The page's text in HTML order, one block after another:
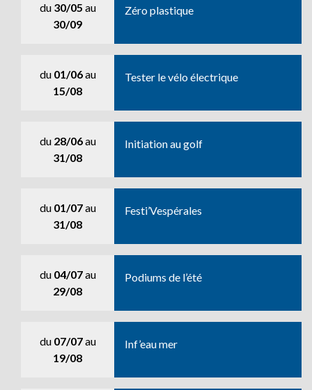
du 30/05 au
30/09
Zéro plastique
du 01/06au
15/08
Tester le vélo électrique
du 28/06au
31/08
Initiation au golf
du 01/07au
31/08
Festi’Vespérales
du 04/07au
29/08
Podiums de l’été
du 07/07au
19/08
Inf’eau mer